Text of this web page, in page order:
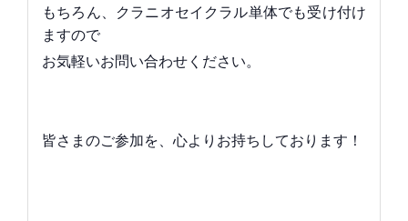
もちろん、クラニオセイクラル単体でも受け付け
ますので
お気軽いお問い合わせください。
皆さまのご参加を、心よりお持ちしております！